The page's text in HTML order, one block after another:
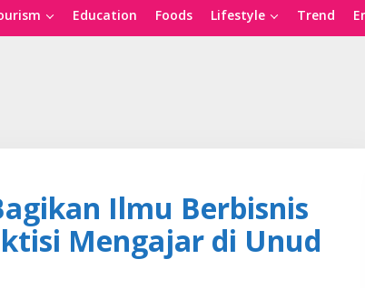
Education Foods Lifestyle Trend
Ilmu Berbisnis
Mengajar di Unud